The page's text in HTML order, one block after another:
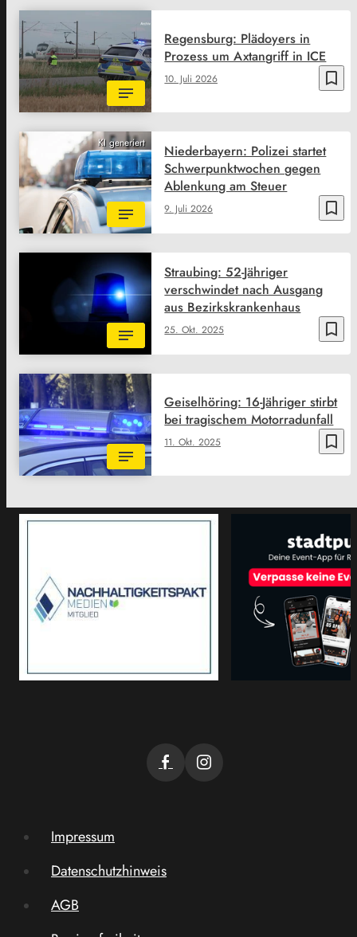
bookmark_border
10. Juli 2026
Regensburg: Plädoyers in
Prozess um Axtangriff in ICE
KI generiert
bookmark_border
9. Juli 2026
Niederbayern: Polizei startet
Schwerpunktwochen gegen
Ablenkung am Steuer
bookmark_border
25. Okt. 2025
Straubing: 52-Jähriger
verschwindet nach Ausgang
aus Bezirkskrankenhaus
bookmark_border
11. Okt. 2025
Geiselhöring: 16-Jähriger stirbt
bei tragischem Motorradunfall
Impressum
Datenschutzhinweis
AGB